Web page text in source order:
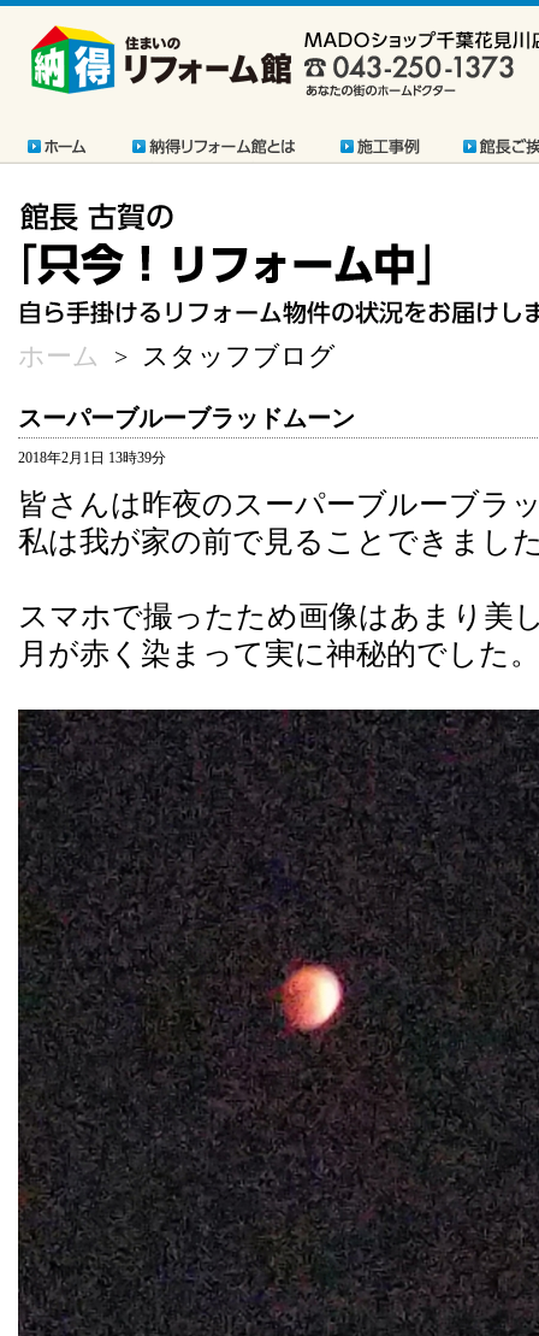
ホーム > スタッフブログ
スーパーブルーブラッドムーン
2018年2月1日 13時39分
皆さんは昨夜のスーパーブルーブラ
私は我が家の前で見ることできまし
スマホで撮ったため画像はあまり美
月が赤く染まって実に神秘的でした。